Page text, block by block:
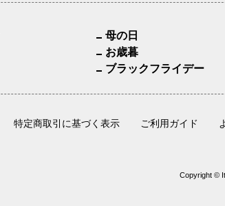
母の日
お歳暮
ブラックフライデー
特定商取引に基づく表示 ご利用ガイド
Copyright ©